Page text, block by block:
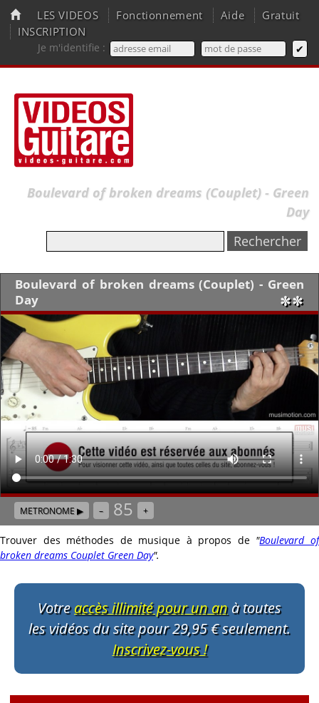
LES VIDEOS Fonctionnement Aide
Gratuit
INSCRIPTION
Je m'identifie :
Boulevard of broken dreams (Couplet) - Green
Day
Boulevard of broken dreams (Couplet) - Green
Day
✼✼
METRONOME ▶ – 85 +
Trouver des méthodes de musique à propos de "Boulevard of
broken dreams Couplet Green Day".
Votreaccès illimité pour un anà toutes
les vidéos du site pour 29,95 € seulement.
Inscrivez-vous !